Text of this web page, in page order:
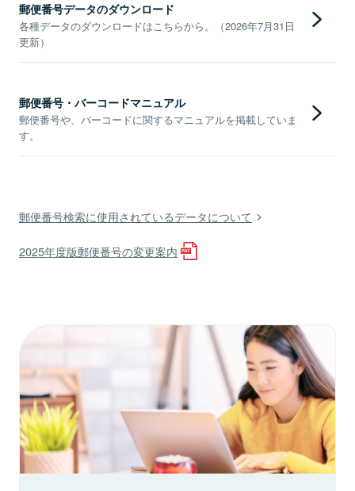
郵便番号データのダウンロード
各種データのダウンロードはこちらから。（2026年7月31日
更新）
郵便番号・バーコードマニュアル
郵便番号や、バーコードに関するマニュアルを掲載していま
す。
郵便番号検索に使用されているデータについて
2025年度版郵便番号の変更案内